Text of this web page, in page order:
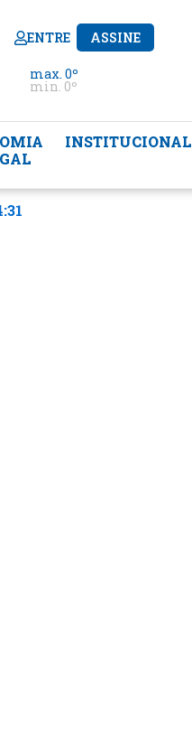
ENTRE ASSINE
max. 0º
min. 0º
INSTITUCIONAL